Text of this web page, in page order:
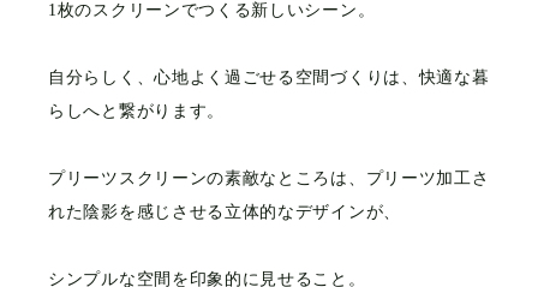
1枚のスクリーンでつくる新しいシーン。
自分らしく、心地よく過ごせる空間づくりは、快適な暮
らしへと繋がります。
プリーツスクリーンの素敵なところは、プリーツ加工さ
れた陰影を感じさせる立体的なデザインが、
シンプルな空間を印象的に見せること。